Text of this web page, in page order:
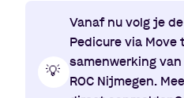
💡
Vanaf nu volg je
Pedicure via Move
samenwerking van
ROC Nijmegen.